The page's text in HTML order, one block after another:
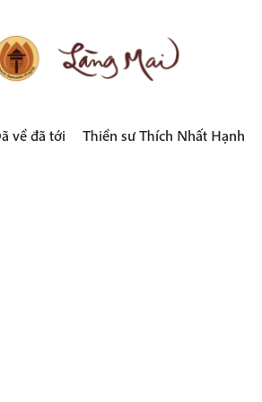
LÀNG MAI
về đã tới Thiền sư Thích Nhất Hạnh